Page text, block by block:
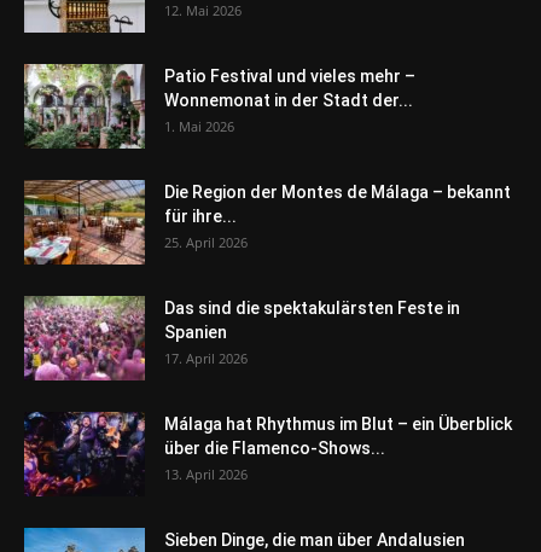
12. Mai 2026
Patio Festival und vieles mehr –
Wonnemonat in der Stadt der...
1. Mai 2026
Die Region der Montes de Málaga – bekannt
für ihre...
25. April 2026
Das sind die spektakulärsten Feste in
Spanien
17. April 2026
Málaga hat Rhythmus im Blut – ein Überblick
über die Flamenco-Shows...
13. April 2026
Sieben Dinge, die man über Andalusien